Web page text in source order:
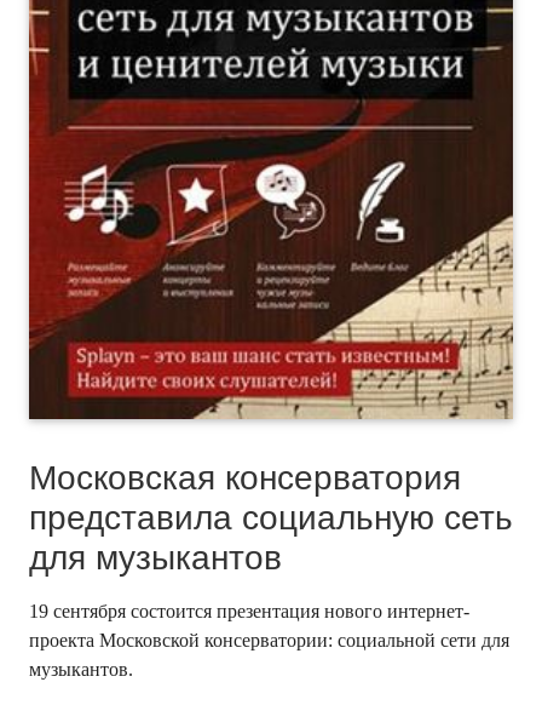
Московская консерватория
представила социальную сеть
для музыкантов
19 сентября состоится презентация нового интернет-
проекта Московской консерватории: социальной сети для
музыкантов.